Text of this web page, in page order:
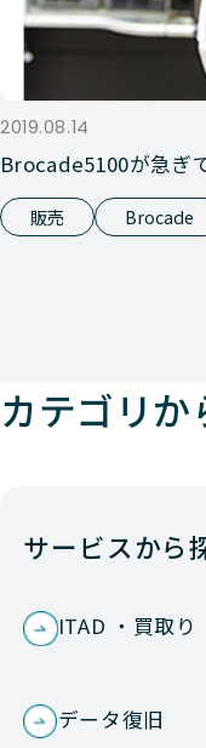
2019.08.14
Brocade5100が急ぎ
販売 Brocade
カテゴリ
サービスから
ITAD ・買取り
データ復旧